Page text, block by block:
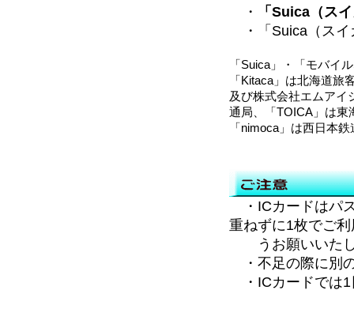
・
「Suica（ス
・「Suica（スイ
「Suica」・「モバイ
「Kitaca」は北海道
及び株式会社エムアイ
通局、「TOICA」は東
「nimoca」は西日本
・ICカードはパ
重ねずに1枚でご
うお願いいたし
・不足の際に別
・ICカードでは1